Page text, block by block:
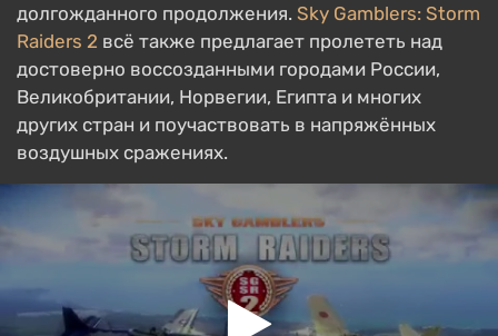
долгожданного продолжения. Sky Gamblers: Storm
Raiders 2 всё также предлагает пролететь над
достоверно воссозданными городами России,
Великобритании, Норвегии, Египта и многих
других стран и поучаствовать в напряжённых
воздушных сражениях.